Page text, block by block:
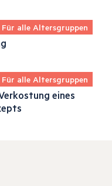
Für alle Altersgruppen
Für alle Altersgruppen
eines